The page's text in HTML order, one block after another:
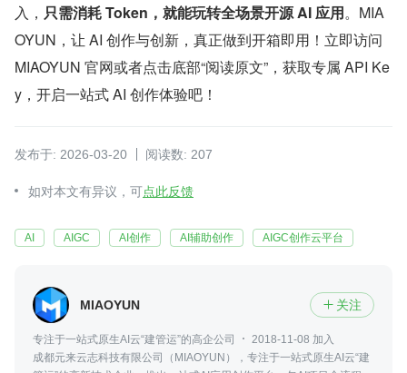
入， 只需消耗 Token，就能玩转全场景开源 AI 应用。MIA
OYUN，让 AI 创作与创新，真正做到开箱即用！立即访问
MIAOYUN 官网或者点击底部“阅读原文”，获取专属 API Ke
y，开启一站式 AI 创作体验吧！
发布于: 2026-03-20 阅读数: 207
如对本文有异议，可点此反馈
AI AIGC AI创作 AI辅助创作 AIGC创作云平台
MIAOYUN  关注
专注于一站式原生AI云“建管运”的高企公司
2018-11-08 加入
成都元来云志科技有限公司（MIAOYUN），专注于一站式原生AI云“建